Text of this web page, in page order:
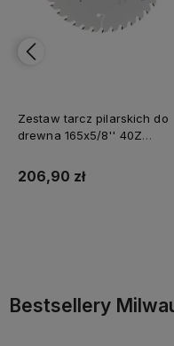
Zestaw tarcz pilarskich do
drewna 165x5/8'' 40Z
206,90 zł
Bestsellery